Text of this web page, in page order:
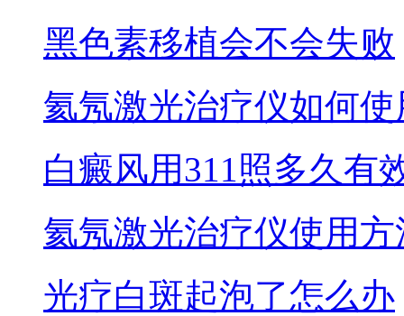
黑色素移植会不会失败
氦氖激光治疗仪如何使
白癜风用311照多久有
氦氖激光治疗仪使用方
光疗白斑起泡了怎么办